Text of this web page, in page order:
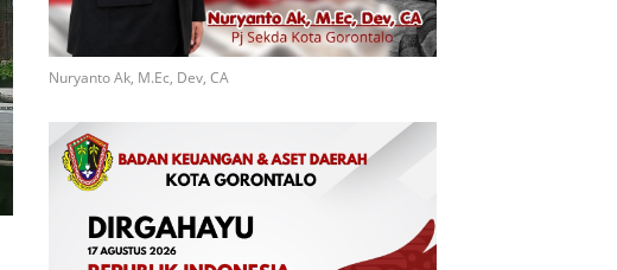
Nuryanto Ak, M.Ec, Dev, CA